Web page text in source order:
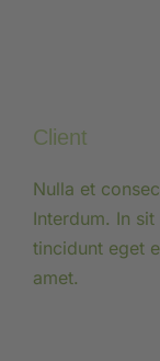
Client
Nulla et
Interdum. In
tincidunt eget
amet.